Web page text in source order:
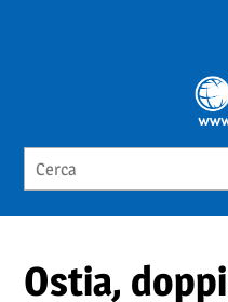
Ostia,